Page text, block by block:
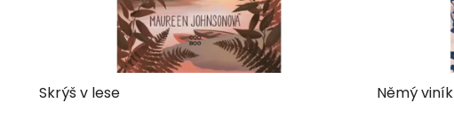
Skrýš v lese Němý viník